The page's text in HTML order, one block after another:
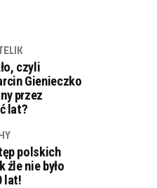
czyli
Gienieczko
przez
lat?
polskich
źle nie było
lat!